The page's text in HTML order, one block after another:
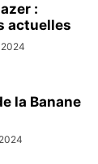
:
actuelles
la Banane